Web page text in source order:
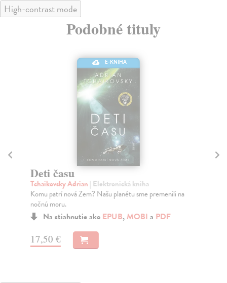
High-contrast mode
Podobné tituly
E-KNIHA
Deti času
Tchaikovsky Adrian | Elektronická kniha
Komu patrí nová Zem? Našu planétu sme premenili na
nočnú moru.
Na stiahnutie ako EPUB,MOBI a PDF
17,50 €